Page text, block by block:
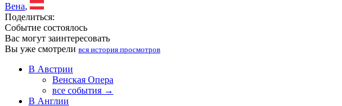
Вена,
Поделиться:
Событие состоялось
Вас могут заинтересовать
Вы уже смотрели вся история просмотров
В Австрии
Венская Опера
все события →
В Англии